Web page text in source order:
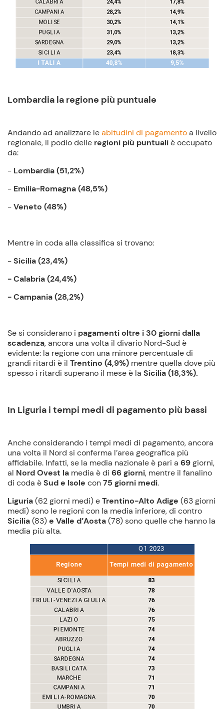
Lombardia la regione più puntuale
Andando ad analizzare leabitudini di pagamentoa livello
regionale, il podio delle regioni più puntualiè occupato
da:
- Lombardia(51,2%)
- Emilia-Romagna(48,5%)
-Veneto (48%)
Mentre in coda alla classifica si trovano:
-Sicilia (23,4%)
- Calabria(24,4%)
- Campania (28,2%)
Se si considerano i pagamenti oltre i 30 giorni dalla
scadenza, ancora una volta il divario Nord-Sud è
evidente: la regione con una minore percentuale di
grandi ritardi è il Trentino (4,9%) mentre quella dove più
spesso i ritardi superano il mese è la Sicilia (18,3%).
In Liguria i tempi medi di pagamento più bassi
Anche considerando i tempi medi di pagamento, ancora
una volta il Nord si conferma l’area geografica più
affidabile. Infatti, se la media nazionale è pari a 69giorni,
al Nord Ovest la media è di 66 giorni, mentre il fanalino
di coda èSud e Isole con75 giorni medi.
Liguria(62 giorni medi) eTrentino-Alto Adige (63 giorni
medi) sono le regioni con la media inferiore, di contro
Sicilia(83)e Valle d’Aosta(78) sono quelle che hanno la
media più alta.